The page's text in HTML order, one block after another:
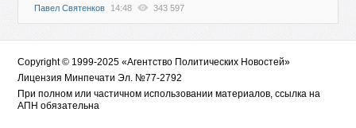
Павел Святенков 14:48 343 597
Copyright © 1999-2025 «Агентство Политических Новостей»
Лицензия Минпечати Эл. №77-2792
При полном или частичном использовании материалов, ссылка на
АПН обязательна